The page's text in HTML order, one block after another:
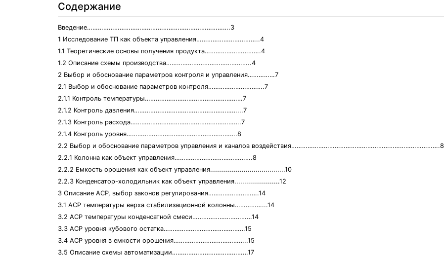
Содержание
Введение…………………………………………………………………….3
1 Исследование ТП как объекта управления……………………………..4
1.1 Теоретические основы получения продукта………………………….4
1.2 Описание схемы производства………………………………………..4
2 Выбор и обоснование параметров контроля и управления……………7
2.1 Выбор и обоснование параметров контроля………………………….7
2.1.1 Контроль температуры………………………………………………7
2.1.2 Контроль давления…………………………………………………...7
2.1.3 Контроль расхода…………………………………………………….7
2.1.4 Контроль уровня…………………………………………………….8
2.2 Выбор и обоснование параметров управления и каналов воздействия……………………………………………………………………….8
2.2.1 Колонна как объект управления…………………………………….8
2.2.2 Емкость орошения как объект управления......................................10
2.2.3 Конденсатор-холодильник как объект управления.......................12
3 Описание АСР, выбор законов регулирования……………………….14
3.1 АСР температуры верха стабилизационной колонны……………...14
3.2 АСР температуры конденсатной смеси……………………………14
3.3 АСР уровня кубового остатка………………………………………15
3.4 АСР уровня в емкости орошения…………………………………..15
3.5 Описание схемы автоматизации……………………………………17